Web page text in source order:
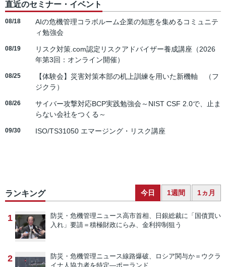
直近のセミナー・イベント
08/18
AIの危機管理コラボルーム企業の知恵を集めるコミュニテ
ィ勉強会
08/19
リスク対策.com認定リスクアドバイザー養成講座（2026
年第3回：オンライン開催）
08/25
【体験会】災害対策本部の机上訓練を用いた新機軸 （フ
ジクラ）
08/26
サイバー攻撃対応BCP実践勉強会～NIST CSF 2.0で、止ま
らない会社をつくる～
09/30 ISO/TS31050 エマージング・リスク講座
ランキング 今日 1週間 1ヵ月
1 防災・危機管理ニュース高市首相、日銀総裁に「国債買い
入れ」要請＝積極財政にらみ、金利抑制狙う
2 防災・危機管理ニュース線路爆破、ロシア関与か＝ウクラ
イナ人協力者を特定―ポーランド